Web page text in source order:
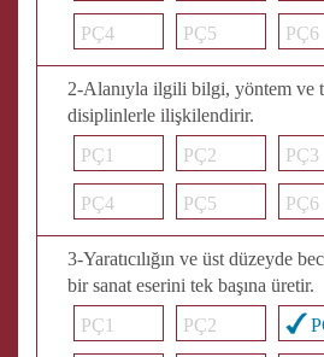
PÇ4 PÇ5 PÇ6
2-Alanıyla ilgili bilgi, yöntem ve
disiplinlerle ilişkilendirir.
PÇ1
PÇ2 PÇ3
PÇ4 PÇ5 PÇ6
3-Yaratıcılığın ve üst düzeyde
bir sanat eserini tek başına üretir.
PÇ1
PÇ2